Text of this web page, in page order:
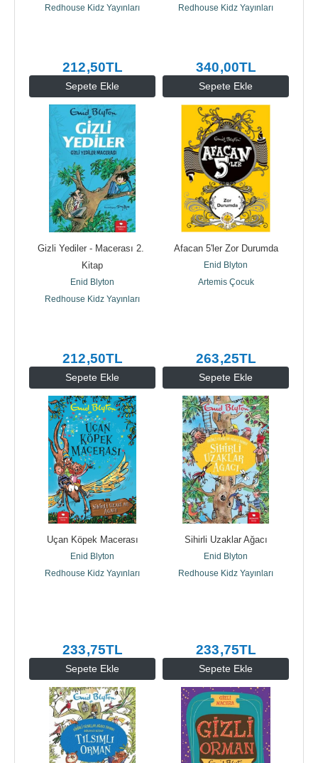
Sepete Ekle
Redhouse Kidz Yayınları
212,50TL
Sepete Ekle
Redhouse Kidz Yayınları
340,00TL
Sepete Ekle
Gizli Yediler - Macerası 2.
Kitap
Enid Blyton
Redhouse Kidz Yayınları
212,50TL
Sepete Ekle
Afacan 5'ler Zor Durumda
Enid Blyton
Artemis Çocuk
263,25TL
Sepete Ekle
Uçan Köpek Macerası
Enid Blyton
Redhouse Kidz Yayınları
233,75TL
Sepete Ekle
Sihirli Uzaklar Ağacı
Enid Blyton
Redhouse Kidz Yayınları
233,75TL